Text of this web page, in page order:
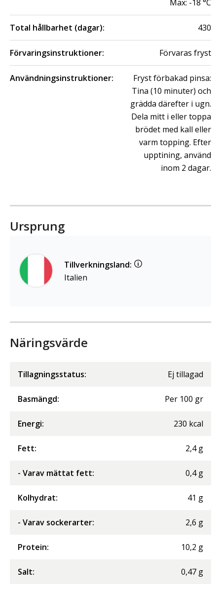
Max: -18 °C
Total hållbarhet (dagar): 430
Förvaringsinstruktioner: Förvaras fryst
Användningsinstruktioner:
Fryst förbakad pinsa:
Tina (10 minuter) och
grädda därefter i ugn.
Dela mitt i eller toppa
brödet med kall eller
varm topping. Efter
upptining, använd
inom 2 dagar.
Ursprung
Tillverkningsland:
Italien
Näringsvärde
Tillagningsstatus: Ej tillagad
Basmängd: Per 100 gr
Energi: 230 kcal
Fett: 2,4 g
- Varav mättat fett: 0,4 g
Kolhydrat: 41 g
- Varav sockerarter: 2,6 g
Protein: 10,2 g
Salt: 0,47 g